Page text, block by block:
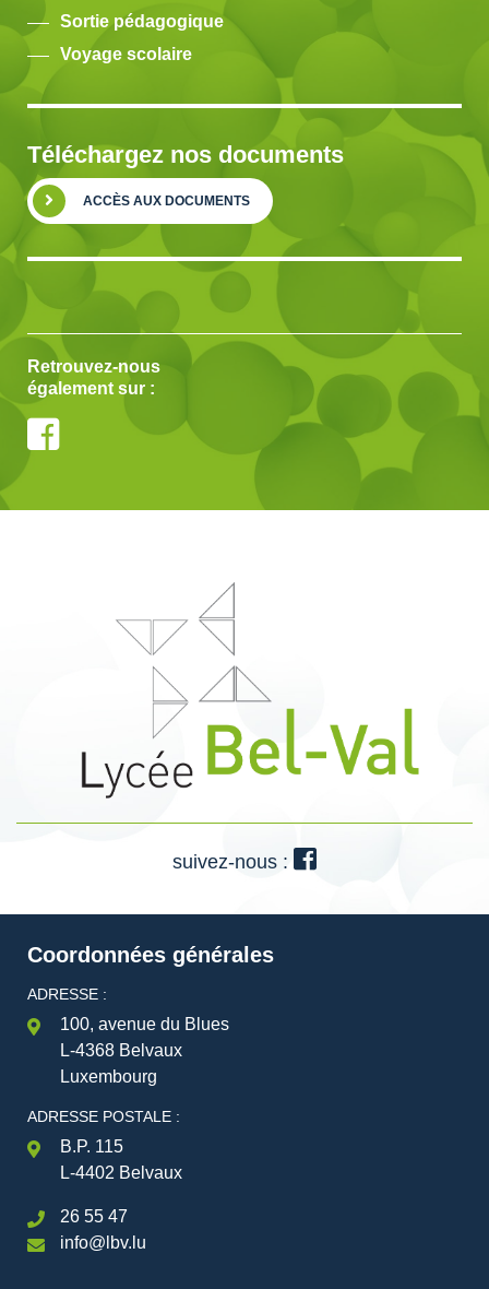
Sortie pédagogique
Voyage scolaire
Téléchargez nos documents
ACCÈS AUX DOCUMENTS
Retrouvez-nous
également sur :
suivez-nous :
Coordonnées générales
ADRESSE :
100, avenue du Blues
L-4368 Belvaux
Luxembourg
ADRESSE POSTALE :
B.P. 115
L-4402 Belvaux
26 55 47
info@lbv.lu